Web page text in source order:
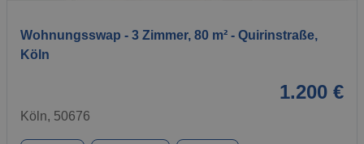
Wohnungsswap - 3 Zimmer, 80 m² - Quirinstraße,
Köln
1.200 €
Köln, 50676